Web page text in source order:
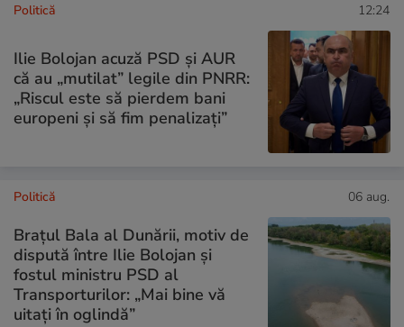
Politică 12:24
Ilie Bolojan acuză PSD și AUR
că au „mutilat” legile din PNRR:
„Riscul este să pierdem bani
europeni și să fim penalizați”
Politică 06 aug.
Brațul Bala al Dunării, motiv de
dispută între Ilie Bolojan și
fostul ministru PSD al
Transporturilor: „Mai bine vă
uitați în oglindă”